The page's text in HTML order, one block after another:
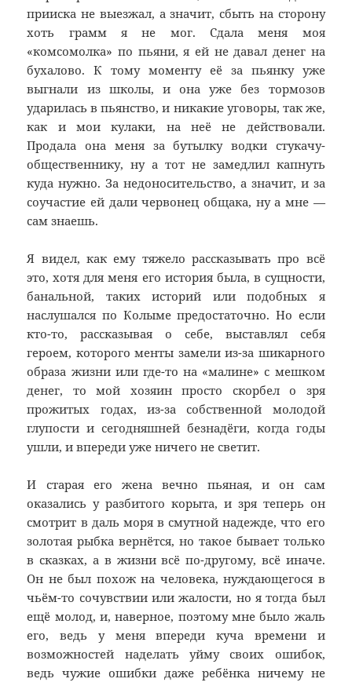
прииска не выезжал, а значит, сбыть на сторону
хоть грамм я не мог. Сдала меня моя
«комсомолка» по пьяни, я ей не давал денег на
бухалово. К тому моменту её за пьянку уже
выгнали из школы, и она уже без тормозов
ударилась в пьянство, и никакие уговоры, так же,
как и мои кулаки, на неё не действовали.
Продала она меня за бутылку водки стукачу-
общественнику, ну а тот не замедлил капнуть
куда нужно. За недоносительство, а значит, и за
соучастие ей дали червонец общака, ну а мне —
сам знаешь.
Я видел, как ему тяжело рассказывать про всё
это, хотя для меня его история была, в сущности,
банальной, таких историй или подобных я
наслушался по Колыме предостаточно. Но если
кто-то, рассказывая о себе, выставлял себя
героем, которого менты замели из-за шикарного
образа жизни или где-то на «малине» с мешком
денег, то мой хозяин просто скорбел о зря
прожитых годах, из-за собственной молодой
глупости и сегодняшней безнадёги, когда годы
ушли, и впереди уже ничего не светит.
И старая его жена вечно пьяная, и он сам
оказались у разбитого корыта, и зря теперь он
смотрит в даль моря в смутной надежде, что его
золотая рыбка вернётся, но такое бывает только
в сказках, а в жизни всё по-другому, всё иначе.
Он не был похож на человека, нуждающегося в
чьём-то сочувствии или жалости, но я тогда был
ещё молод, и, наверное, поэтому мне было жаль
его, ведь у меня впереди куча времени и
возможностей наделать уйму своих ошибок,
ведь чужие ошибки даже ребёнка ничему не